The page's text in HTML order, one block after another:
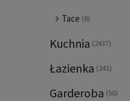
Tace (8)
Kuchnia (2437)
Łazienka (241)
Garderoba (50)